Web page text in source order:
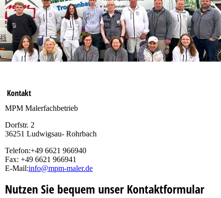
Kontakt
MPM Malerfachbetrieb
Dorfstr. 2
36251 Ludwigsau- Rohrbach
Telefon:+49 6621 966940
Fax: +49 6621 966941
E-Mail:info@mpm-maler.de
Nutzen Sie bequem unser Kontaktformular